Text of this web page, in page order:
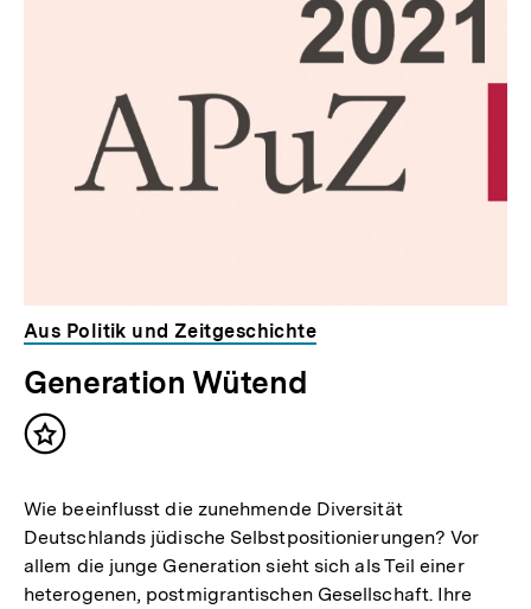
Aus Politik und Zeitgeschichte
Generation Wütend
Inhalt
Wie beeinflusst die zunehmende Diversität
Deutschlands jüdische Selbstpositionierungen? Vor
allem die junge Generation sieht sich als Teil einer
heterogenen, postmigrantischen Gesellschaft. Ihre